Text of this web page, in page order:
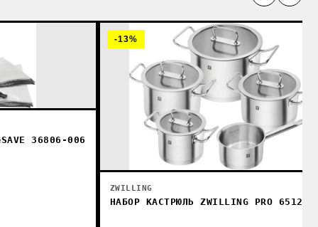
36806-006
-13%
ZWILLING
НАБОР КАСТРЮЛЬ ZWILLING PRO 65120-